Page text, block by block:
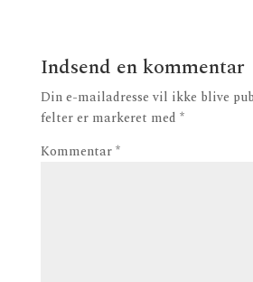
Indsend en kommentar
Din e-mailadresse vil ikke blive
felter er markeret med *
Kommentar*